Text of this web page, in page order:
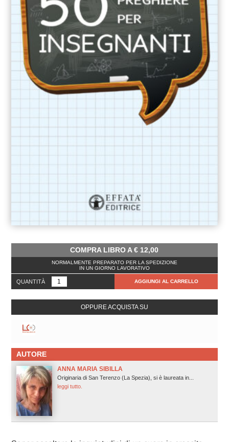
COMPRA LIBRO A€ 12,00
NORMALMENTE PREPARATO PER LA SPEDIZIONE
IN UN GIORNO LAVORATIVO
QUANTITÀ AGGIUNGI AL CARRELLO
OPPURE ACQUISTA SU
AUTORE
ANNA MARIA SIBILLA
Originaria di San Terenzo (La Spezia), si è laureata in...
leggi tutto.